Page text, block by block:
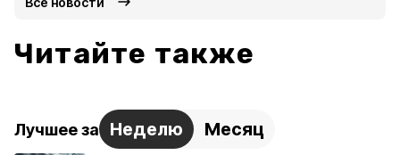
Читайте также
Лучшее за Неделю Месяц